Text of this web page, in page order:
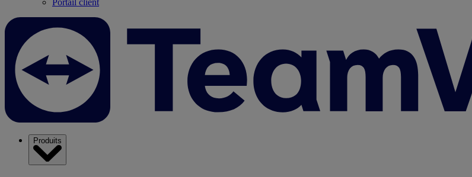
Produits